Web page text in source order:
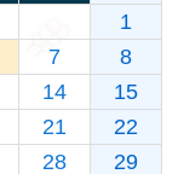
1
7
8
14
15
21
22
28 29